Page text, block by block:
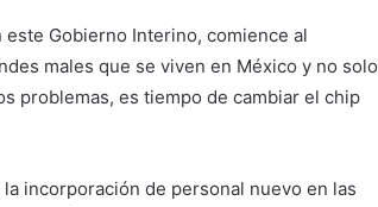
Gobierno Interino, comience al
males que se viven en México y no solo
problemas, es tiempo de cambiar el chip
incorporación de personal nuevo en las